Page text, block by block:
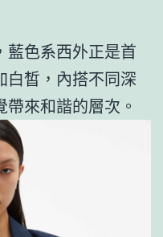
藍色系西外正是首
白皙，內搭不同深
來和諧的層次。